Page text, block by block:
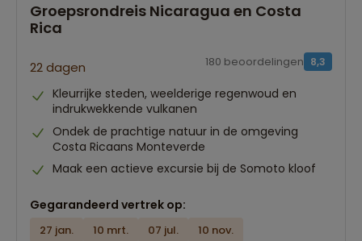
Groepsrondreis Nicaragua en Costa
Rica
22 dagen 8,3
180 beoordelingen
Kleurrijke steden, weelderige regenwoud en
indrukwekkende vulkanen
Ondek de prachtige natuur in de omgeving
Costa Ricaans Monteverde
Maak een actieve excursie bij de Somoto kloof
Gegarandeerd vertrek op:
27 jan. 10 mrt. 07 jul.
10 nov.